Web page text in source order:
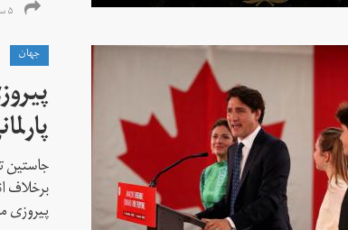
۵ ساعت ۳۲ دقیقه پیش
جهان
جاستین
برخلاف
پیروزی